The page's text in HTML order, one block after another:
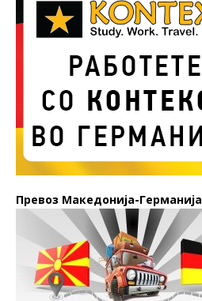
Превоз Македонија-Германија